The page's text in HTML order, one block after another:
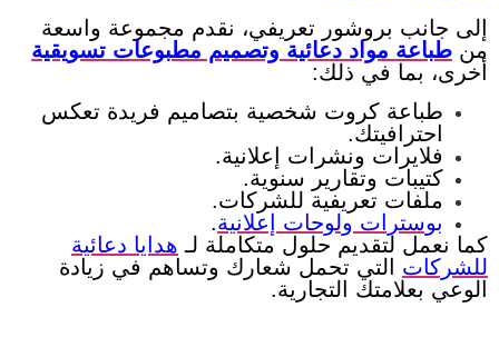
إلى جانب بروشور تعريفي، نقدم مجموعة واسعة
من طباعة مواد دعائية وتصميم مطبوعات تسويقية
أخرى، بما في ذلك:
طباعة كروت شخصية بتصاميم فريدة تعكس
احترافيتك.
فلايرات ونشرات إعلانية.
كتيبات وتقارير سنوية.
ملفات تعريفية للشركات.
بوسترات ولوحات إعلانية.
كما نعمل لتقديم حلول متكاملة لـ هدايا دعائية
للشركات التي تحمل شعارك وتساهم في زيادة
الوعي بعلامتك التجارية.